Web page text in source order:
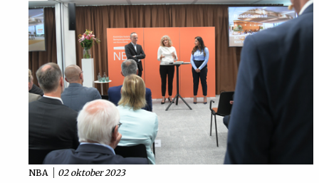
NBA 02 oktober 2023